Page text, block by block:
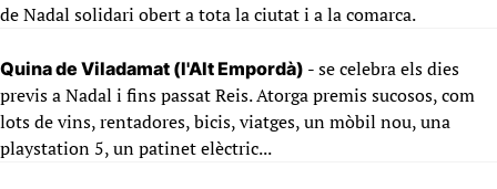
de Nadal solidari obert a tota la ciutat i a la comarca.
Quina de Viladamat (l'Alt Empordà) - se celebra els dies
previs a Nadal i fins passat Reis. Atorga premis sucosos, com
lots de vins, rentadores, bicis, viatges, un mòbil nou, una
playstation 5, un patinet elèctric...